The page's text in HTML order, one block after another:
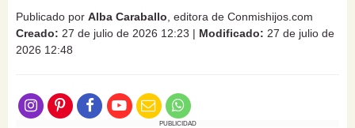
Publicado por Alba Caraballo , editora de Conmishijos.com
Creado: 27 de julio de 2026 12:23 | Modificado: 27 de julio de
2026 12:48
PUBLICIDAD